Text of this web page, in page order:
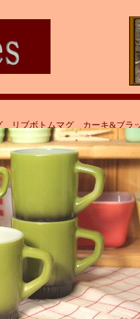
リブボトムマグ カーキ&ブラ